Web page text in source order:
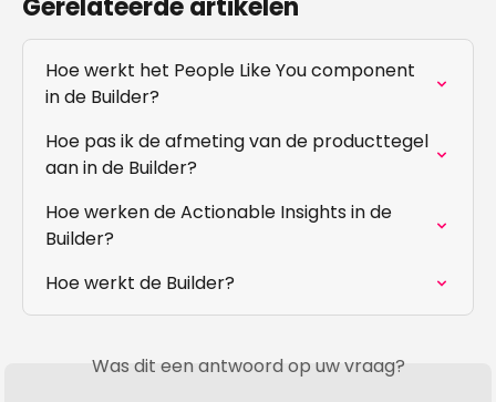
Gerelateerde artikelen
Hoe werkt het People Like You component
in de Builder?
Hoe pas ik de afmeting van de producttegel
aan in de Builder?
Hoe werken de Actionable Insights in de
Builder?
Hoe werkt de Builder?
Was dit een antwoord op uw vraag?